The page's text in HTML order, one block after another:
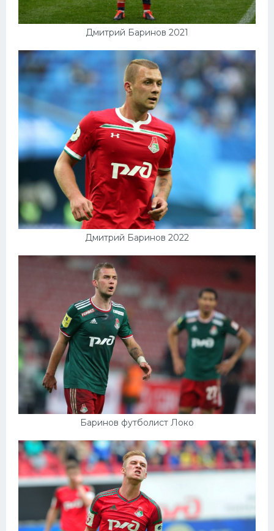
Дмитрий Баринов 2021
Дмитрий Баринов 2022
Баринов футболист Локо